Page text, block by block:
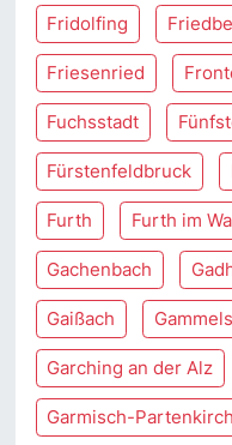
Fridolfing
Friesenried
Fuchsstadt
Fürstenfeldbruck
Furth Furth im
Gachenbach
Gaißach
Garching an der Alz
Garmisch-